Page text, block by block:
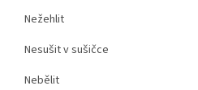
Nežehlit
Nesušit v sušičce
Nebělit